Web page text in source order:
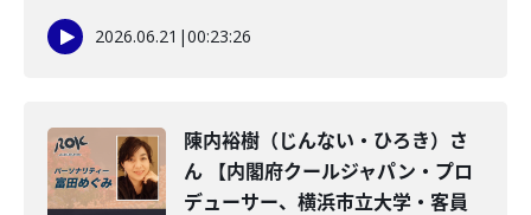
2026.06.21 |00:23:26
陳内裕樹（じんない・ひろき）さ
ん 【内閣府クールジャパン・プロ
デューサー、横浜市立大学・客員